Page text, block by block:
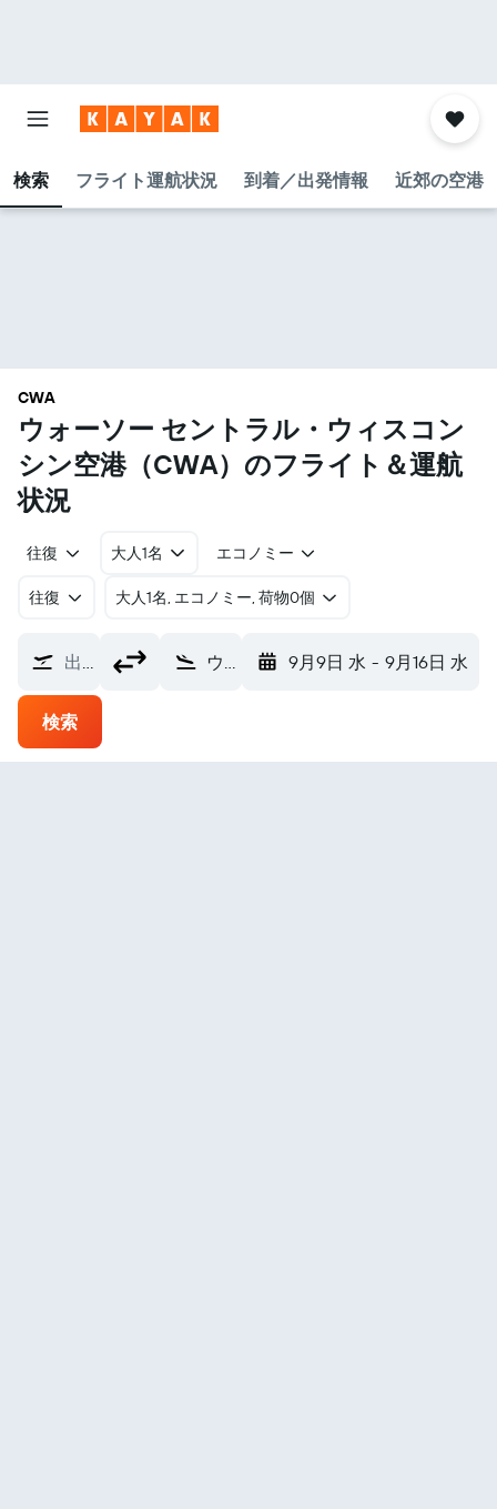
検索 フライト運航状況 到着／出発情報 近郊の空港
CWA
ウォーソー セントラル・ウィスコン
シン空港​（CWA​）のフライト＆運航
状況
往復 大人1名 エコノミー
往復 ​大人1名, エコノミー, 荷物0個
出発地 ウォーソー セントラル・ウィスコンシン空港 (CWA) 9月9日 水 - 9月16日 水
検索